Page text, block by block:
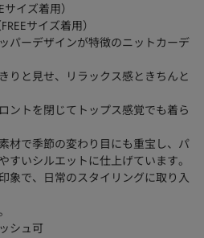
イズ着用）
サイズ着用）
パーデザインが特徴のニットカーデ
りと見せ、リラックス感ときちんと
ントを閉じてトップス感覚でも着ら
材で季節の変わり目にも重宝し、パ
すいシルエットに仕上げています。
象で、日常のスタイリングに取り入
シュ可